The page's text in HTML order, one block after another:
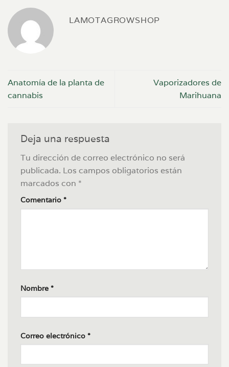
LAMOTAGROWSHOP
Anatomía de la planta de
cannabis
Vaporizadores de
Marihuana
Deja una respuesta
Tu dirección de correo electrónico no será
publicada. Los campos obligatorios están
marcados con *
Comentario *
Nombre *
Correo electrónico *